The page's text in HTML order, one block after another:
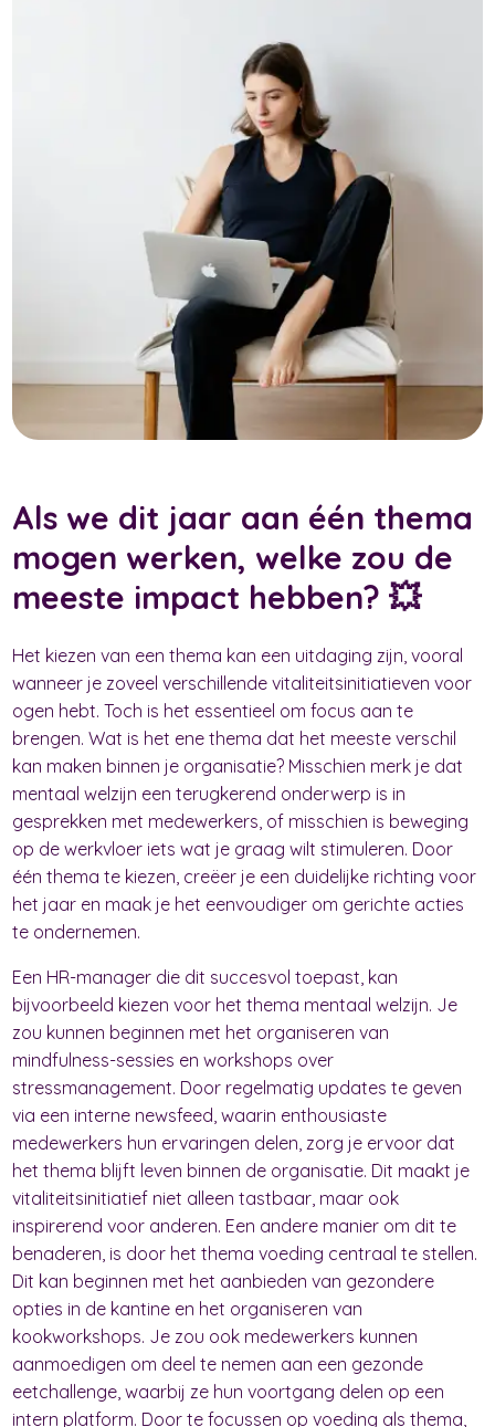
Als we dit jaar aan één thema
mogen werken, welke zou de
meeste impact hebben? 💥
Het kiezen van een thema kan een uitdaging zijn, vooral
wanneer je zoveel verschillende vitaliteitsinitiatieven voor
ogen hebt. Toch is het essentieel om focus aan te
brengen. Wat is het ene thema dat het meeste verschil
kan maken binnen je organisatie? Misschien merk je dat
mentaal welzijn een terugkerend onderwerp is in
gesprekken met medewerkers, of misschien is beweging
op de werkvloer iets wat je graag wilt stimuleren. Door
één thema te kiezen, creëer je een duidelijke richting voor
het jaar en maak je het eenvoudiger om gerichte acties
te ondernemen.
Een HR-manager die dit succesvol toepast, kan
bijvoorbeeld kiezen voor het thema mentaal welzijn. Je
zou kunnen beginnen met het organiseren van
mindfulness-sessies en workshops over
stressmanagement. Door regelmatig updates te geven
via een interne newsfeed, waarin enthousiaste
medewerkers hun ervaringen delen, zorg je ervoor dat
het thema blijft leven binnen de organisatie. Dit maakt je
vitaliteitsinitiatief niet alleen tastbaar, maar ook
inspirerend voor anderen. Een andere manier om dit te
benaderen, is door het thema voeding centraal te stellen.
Dit kan beginnen met het aanbieden van gezondere
opties in de kantine en het organiseren van
kookworkshops. Je zou ook medewerkers kunnen
aanmoedigen om deel te nemen aan een gezonde
eetchallenge, waarbij ze hun voortgang delen op een
intern platform. Door te focussen op voeding als thema,